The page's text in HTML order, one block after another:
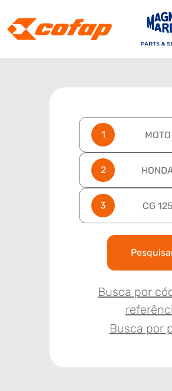
MOTO
CG 125
Busca por
Busca por